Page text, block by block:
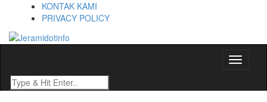
KONTAK KAMI
PRIVACY POLICY
Jeramidotinfo
Toggle